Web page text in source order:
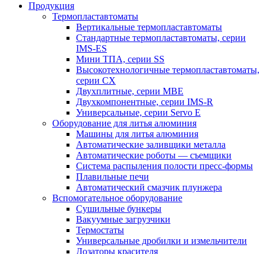
Продукция
Термопластавтоматы
Вертикальные термопластавтоматы
Стандартные термопластавтоматы, серии
IMS-ES
Мини ТПА, серии SS
Высокотехнологичные термопластавтоматы,
серии СХ
Двухплитные, серии MBE
Двухкомпонентные, серии IMS-R
Универсальные, серии Servo E
Оборудование для литья алюминия
Машины для литья алюминия
Автоматические заливщики металла
Автоматические роботы — съемщики
Система распыления полости пресс-формы
Плавильные печи
Автоматический смазчик плунжера
Вспомогательное оборудование
Сушильные бункеры
Вакуумные загрузчики
Термостаты
Универсальные дробилки и измельчители
Дозаторы красителя